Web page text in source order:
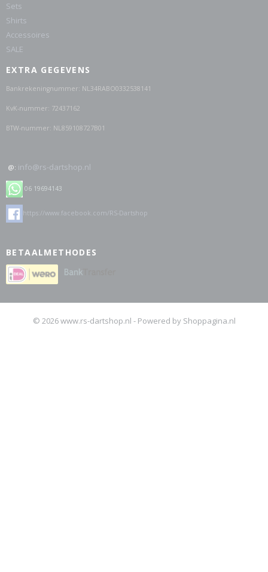
Sets
Shirts
Accessoires
SALE
EXTRA GEGEVENS
Bankrekeningnummer: NL34RABO0332538141
KvK-nummer: 72437162
BTW-nummer: NL859108727B01
@: info@rs-dartshop.nl
06 19694143
https://www.facebook.com/RS-Dartshop
BETAALMETHODES
© 2026 www.rs-dartshop.nl - Powered by Shoppagina.nl